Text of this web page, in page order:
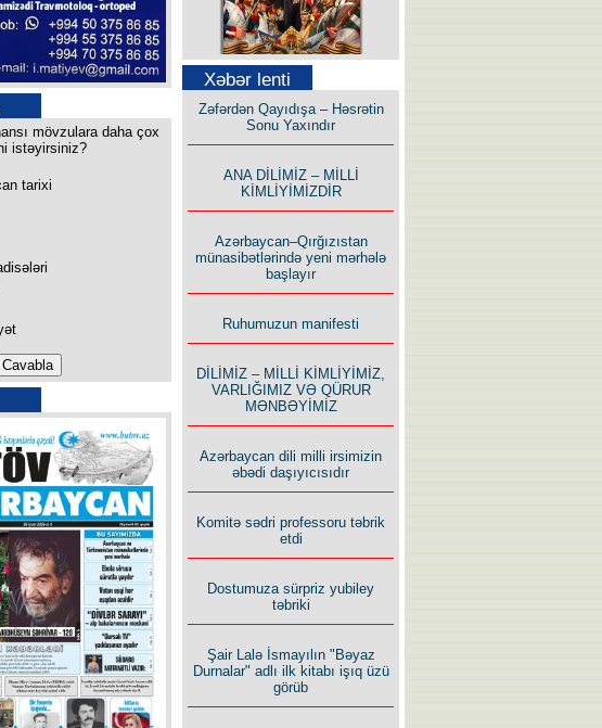
mövzulara daha çox
istəyirsiniz?
tarixi
Səfər Alışarlı yazır
Uzun yolun Yolçusu
Bu yolda mən varam!
İlham İsmayıl yazır:
Rusiyanın süqutunu qaçılmaz
edən beş şərt
Xəbər lenti
Zəfərdən Qayıdışa – Həsrətin
Sonu Yaxındır
ANA DİLİMİZ – MİLLİ
KİMLİYİMİZDİR
Azərbaycan–Qırğızıstan
münasibətlərində yeni mərhələ
başlayır
Ruhumuzun manifesti
DİLİMİZ – MİLLİ KİMLİYİMİZ,
VARLIĞIMIZ VƏ QÜRUR
MƏNBƏYİMİZ
Azərbaycan dili milli irsimizin
əbədi daşıyıcısıdır
Komitə sədri professoru təbrik
etdi
Dostumuza sürpriz yubiley
təbriki
Şair Lalə İsmayılın "Bəyaz
Durnalar" adlı ilk kitabı işıq üzü
görüb